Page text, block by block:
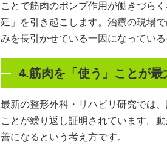
ことで筋肉のポンプ作用が働きづら
延」を引き起こします。治療の現場
みを長引かせている一因になってい
4.筋肉を「使う」ことが最
最新の整形外科・リハビリ研究では、
ことが繰り返し証明されています。
善になるという考え方です。